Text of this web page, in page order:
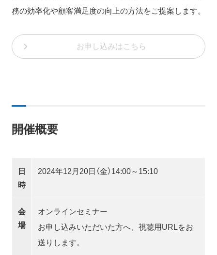
務の効率化や顧客満足度の向上の方法をご提案します。
お申し込みはこちら
開催概要
日
時
2024年12月20日（金）14:00～15:10
会
場
オンラインセミナー
お申し込みいただいた方へ、視聴用URLをお
送りします。